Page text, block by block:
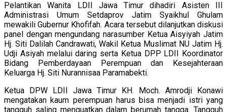
Pelantikan Wanita LDII Jawa Timur dihadiri Asisten III
Administrasi Umum Setdaprov Jatim Syaikhul Ghulam
mewakili Gubernur Khofifah. Acara tersebut dilanjutkan diskusi
panel dengan mengundang narasumber Ketua Aisyiyah Jatim
Hj. Siti Dalilah Candrawati, Wakil Ketua Muslimat NU Jatim Hj.
Udji Asiyah melalui daring serta Ketua DPP LDII Koordinator
Bidang Pemberdayaan Perempuan dan Kesejahteraan
Keluarga Hj. Siti Nurannisaa Paramabekti.
Ketua DPW LDII Jawa Timur KH. Moch. Amrodji Konawi
mengatakan kaum perempuan harus bisa menjadi istri yang
tangguh saling menguatkan dalam berumah tangga. Tangguh